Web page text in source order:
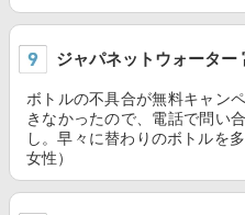
ジャパネットウォーター
ボトルの不具合が無料キャン
きなかったので、電話で問い
し。早々に替わりのボトルを
女性）